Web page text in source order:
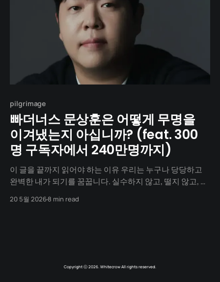
pilgrimage
빠더너스 문상훈은 어떻게 무명을
이겨냈는지 아십니까? (feat. 300
명 구독자에서 240만명까지)
이 글을 끝까지 읽어야 하는 이유 우리는 누구나 당당하고
완벽한 내가 되기를 꿈꿉니다. 실수하지 않고, 떨지 않고, 매
때 목소리가 떨리고, 밤마다 이불을 차며 자기 말을 곱씹는
20 5월 20268 min read
Copyright ⓒ 2026. Whitecrow All rights reserved.